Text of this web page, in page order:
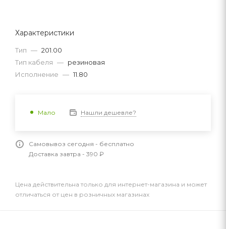
Характеристики
Тип — 201.00
Тип кабеля — резиновая
Исполнение — 11.80
Мало Нашли дешевле?
Самовывоз сегодня - бесплатно
Доставка завтра - 390 ₽
Цена действительна только для интернет-магазина и может
отличаться от цен в розничных магазинах